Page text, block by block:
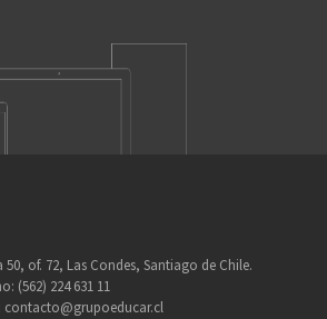
50, of. 72, Las Condes, Santiago de Chile.
(562) 224 631 11
contacto@grupoeducar.cl